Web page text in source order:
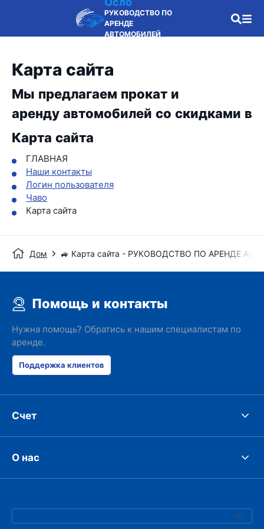
РУКОВОДСТВО ПО
АРЕНДЕ
АВТОМОБИЛЕЙ
Карта сайта
Мы предлагаем прокат и
аренду автомобилей со скидками в
Карта сайта
ГЛАВНАЯ
Наши контакты
Логин пользователя
Чаво
Карта сайта
Дом 🚙 Карта сайта - РУКОВОДСТВО ПО АРЕНДЕ
Помощь и контакты
Нужна помощь? Обратись к нашим специалистам по
аренде.
Поддержка клиентов
Счет
О нас